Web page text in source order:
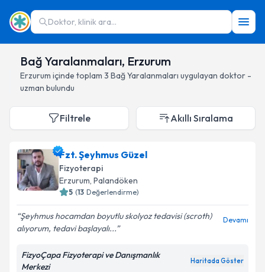
Doktor, klinik ara...
Bağ Yaralanmaları, Erzurum
Erzurum içinde toplam 3 Bağ Yaralanmaları uygulayan doktor -
uzman bulundu
Filtrele Akıllı Sıralama
Fzt. Şeyhmus Güzel
Fizyoterapi
Erzurum, Palandöken
5 (13 Değerlendirme)
Şeyhmus hocamdan boyutlu skolyoz tedavisi (scroth)
alıyorum, tedavi başlayalı...
Devamı
FizyoÇapa Fizyoterapi ve Danışmanlık
Merkezi
Haritada Göster